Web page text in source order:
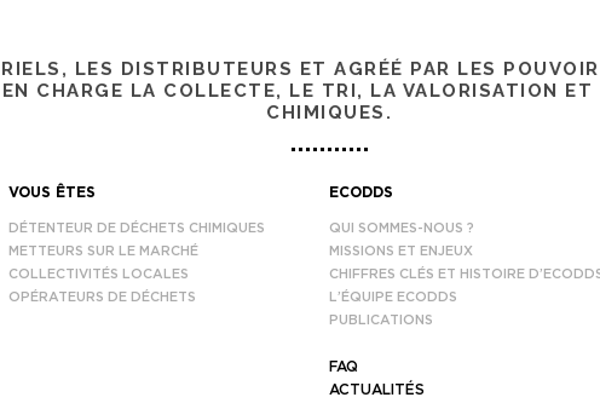
LES DISTRIBUTEURS ET AGRÉÉ PAR LES
CHARGE LA COLLECTE, LE TRI, LA VALORISATION ET
CHIMIQUES.
VOUS ÊTES
DÉTENTEUR DE DÉCHETS CHIMIQUES
METTEURS SUR LE MARCHÉ
COLLECTIVITÉS LOCALES
OPÉRATEURS DE DÉCHETS
ECODDS
QUI SOMMES-NOUS ?
MISSIONS ET ENJEUX
CHIFFRES CLÉS ET HISTOIRE
L’ÉQUIPE ECODDS
PUBLICATIONS
FAQ
ACTUALITÉS